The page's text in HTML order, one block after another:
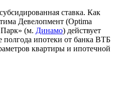
ставка. Как
Девелопмент (Optima
(м. Динамо) действует
полгода ипотеки от банка ВТБ
квартиры и ипотечной